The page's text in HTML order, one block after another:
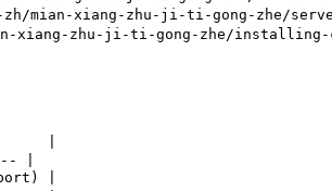
zh/mian-xiang-zhu-ji-ti-gong-zhe/
xiang-zhu-ji-ti-gong-zhe/
|
|
|